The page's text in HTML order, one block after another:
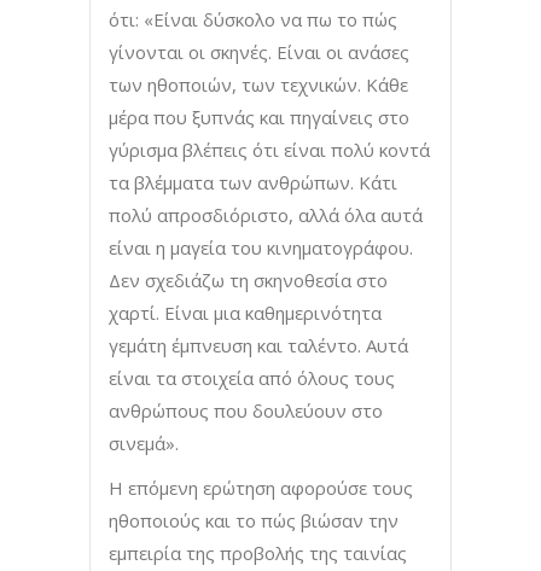
ότι: «Είναι δύσκολο να πω το πώς
γίνονται οι σκηνές. Είναι οι ανάσες
των ηθοποιών, των τεχνικών. Κάθε
μέρα που ξυπνάς και πηγαίνεις στο
γύρισμα βλέπεις ότι είναι πολύ κοντά
τα βλέμματα των ανθρώπων. Κάτι
πολύ απροσδιόριστο, αλλά όλα αυτά
είναι η μαγεία του κινηματογράφου.
Δεν σχεδιάζω τη σκηνοθεσία στο
χαρτί. Είναι μια καθημερινότητα
γεμάτη έμπνευση και ταλέντο. Αυτά
είναι τα στοιχεία από όλους τους
ανθρώπους που δουλεύουν στο
σινεμά».
Η επόμενη ερώτηση αφορούσε τους
ηθοποιούς και το πώς βιώσαν την
εμπειρία της προβολής της ταινίας